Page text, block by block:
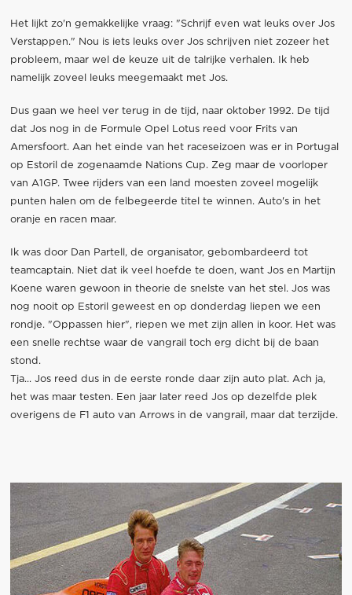
Het lijkt zo'n gemakkelijke vraag: "Schrijf even wat leuks over Jos
Verstappen." Nou is iets leuks over Jos schrijven niet zozeer het
probleem, maar wel de keuze uit de talrijke verhalen. Ik heb
namelijk zoveel leuks meegemaakt met Jos.
Dus gaan we heel ver terug in de tijd, naar oktober 1992. De tijd
dat Jos nog in de Formule Opel Lotus reed voor Frits van
Amersfoort. Aan het einde van het raceseizoen was er in Portugal
op Estoril de zogenaamde Nations Cup. Zeg maar de voorloper
van A1GP. Twee rijders van een land moesten zoveel mogelijk
punten halen om de felbegeerde titel te winnen. Auto's in het
oranje en racen maar.
Ik was door Dan Partell, de organisator, gebombardeerd tot
teamcaptain. Niet dat ik veel hoefde te doen, want Jos en Martijn
Koene waren gewoon in theorie de snelste van het stel. Jos was
nog nooit op Estoril geweest en op donderdag liepen we een
rondje. "Oppassen hier", riepen we met zijn allen in koor. Het was
een snelle rechtse waar de vangrail toch erg dicht bij de baan
stond.
Tja... Jos reed dus in de eerste ronde daar zijn auto plat. Ach ja,
het was maar testen. Een jaar later reed Jos op dezelfde plek
overigens de F1 auto van Arrows in de vangrail, maar dat terzijde.